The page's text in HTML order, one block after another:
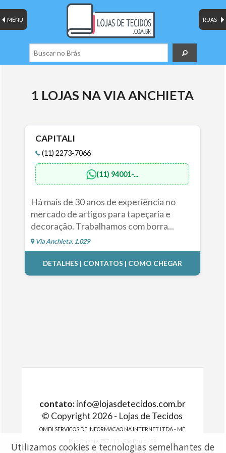
RUAS
MENU
1 LOJAS NA VIA ANCHIETA
CAPITALI
(11) 2273-7066
(11) 94001-...
Há mais de 30 anos de experiência no
mercado de artigos para tapeçaria e
decoração. Trabalhamos com borra...
Via Anchieta, 1.029
DETALHES | CONTATOS | COMO CHEGAR
contato: info@lojasdetecidos.com.br
© Copyright 2026 - Lojas de Tecidos
OMDI SERVICOS DE INFORMACAO NA INTERNET LTDA - ME
Utilizamos cookies e tecnologias semelhantes de